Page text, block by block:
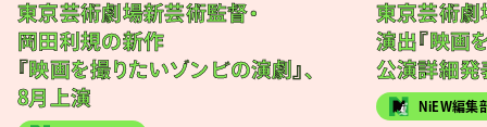
東京芸術劇場新芸術監督・
岡田利規の新作
『映画を撮りたいゾンビの演劇』、
8月上演
東京芸術劇
演出『映画
公演詳細発
NiEW編集